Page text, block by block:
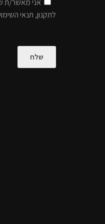
אני מאשר/ת
לתקנון, תנאי
שלח